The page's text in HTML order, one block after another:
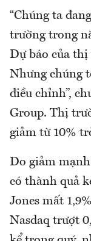
“Chúng ta
trường trong
Dự báo của
Nhưng chúng
điều chỉnh”,
Group. Thị
giảm từ 10%
Do giảm
có thành quả
Jones mất
Nasdaq trượt